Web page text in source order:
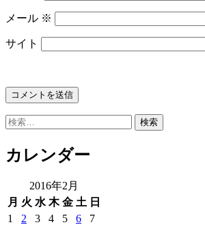
メール ※
サイト
検
カレンダー
2016年2月
月 火 水 木 金 土 日
1
2 3 4 5 6
7